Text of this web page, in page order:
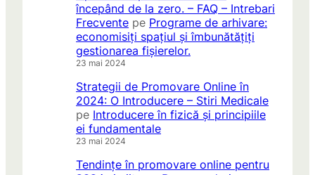
începând de la zero. – FAQ – Intrebari
Frecvente pe Programe de arhivare:
economisiți spațiul și îmbunătățiți
gestionarea fișierelor.
23 mai 2024
Strategii de Promovare Online în
2024: O Introducere – Stiri Medicale
pe Introducere în fizică și principiile
ei fundamentale
23 mai 2024
Tendințe în promovare online pentru